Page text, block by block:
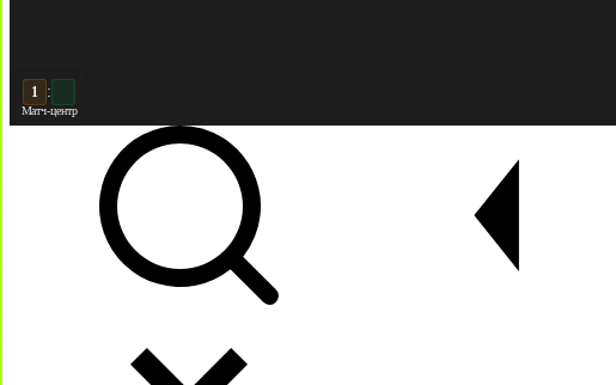
2 :
Матч-центр